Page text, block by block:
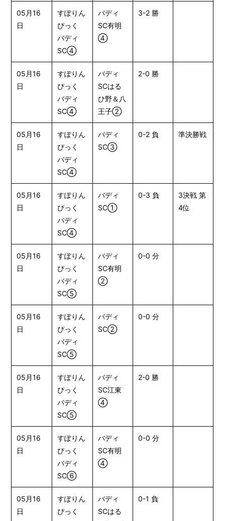
05月16
日
すぽりん
ぴっく
バディ
SC④
バディ
SC有明
④
3-2 勝
05月16
日
すぽりん
ぴっく
バディ
SC④
バディ
SCはる
ひ野＆八
王子②
2-0 勝
05月16
日
すぽりん
ぴっく
バディ
SC④
バディ
SC③
0-2 負 準決勝戦
05月16
日
すぽりん
ぴっく
バディ
SC④
バディ
SC①
0-3 負
3決戦 第
4位
05月16
日
すぽりん
ぴっく
バディ
SC⑤
バディ
SC有明
②
0-0 分
05月16
日
すぽりん
ぴっく
バディ
SC⑤
バディ
SC②
0-0 分
05月16
日
すぽりん
ぴっく
バディ
SC⑤
バディ
SC江東
④
2-0 勝
05月16
日
すぽりん
ぴっく
バディ
SC⑥
バディ
SC有明
④
0-0 分
05月16
日
すぽりん
ぴっく
バディ
SCはる
0-1 負